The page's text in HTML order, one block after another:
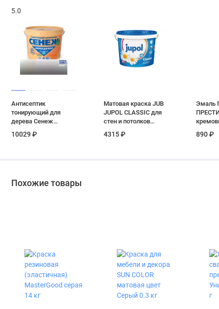
5.0
Антисептик
тонирующий для
дерева Сенеж
иней 9 кг
10029 ₽
Матовая краска JUB
JUPOL CLASSIC для
стен и потолков
4315 ₽
Эмаль
890 ₽
Похожие товары